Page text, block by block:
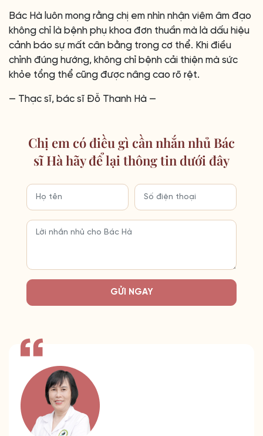
Bác Hà luôn mong rằng chị em nhìn nhận viêm âm đạo
không chỉ là bệnh phụ khoa đơn thuần mà là dấu hiệu
cảnh báo sự mất cân bằng trong cơ thể. Khi điều
chỉnh đúng hướng, không chỉ bệnh cải thiện mà sức
khỏe tổng thể cũng được nâng cao rõ rệt.
— Thạc sĩ, bác sĩ Đỗ Thanh Hà —
Chị em có điều gì cần nhắn nhủ Bác
sĩ Hà hãy để lại thông tin dưới đây
GỬI NGAY